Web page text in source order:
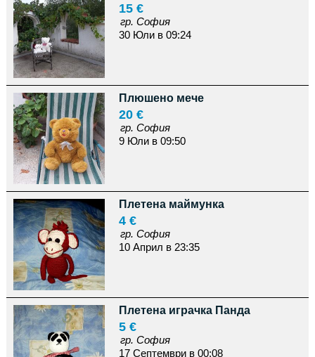
15 €
гр. София
30 Юли в 09:24
Плюшено мече
20 €
гр. София
9 Юли в 09:50
Плетена маймунка
4 €
гр. София
10 Април в 23:35
Плетена играчка Панда
5 €
гр. София
17 Септември в 00:08